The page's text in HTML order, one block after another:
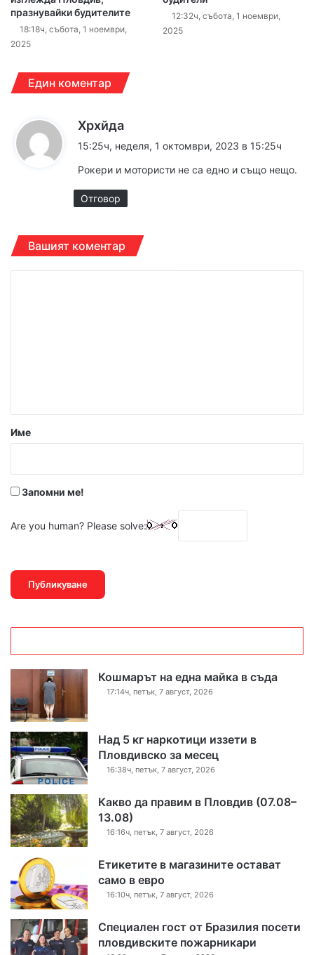
празнувайки будителите
18:18ч, събота, 1 ноември,
2025
12:32ч, събота, 1 ноември,
2025
Един коментар
Хрхйда
а
а
:
15:25ч, неделя, 1 октомври, 2023 в 15:25ч
Рокери и мотористи не са едно и също нещо.
Отговор
Вашият коментар
р
Име
Запомни ме!
Are you human? Please solve:
Кошмарът на една майка в съда
17:14ч, петък, 7 август, 2026
Над 5 кг наркотици иззети в
Пловдивско за месец
16:38ч, петък, 7 август, 2026
Какво да правим в Пловдив (07.08–
13.08)
16:16ч, петък, 7 август, 2026
Етикетите в магазините остават
само в евро
16:10ч, петък, 7 август, 2026
Специален гост от Бразилия посети
пловдивските пожарникари